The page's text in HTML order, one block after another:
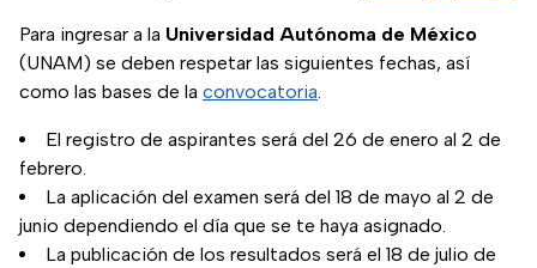
Para ingresar a la Universidad Autónoma de México
(UNAM) se deben respetar las siguientes fechas, así
como las bases de la convocatoria.
El registro de aspirantes será del 26 de enero al 2 de
febrero.
La aplicación del examen será del 18 de mayo al 2 de
junio dependiendo el día que se te haya asignado.
La publicación de los resultados será el 18 de julio de